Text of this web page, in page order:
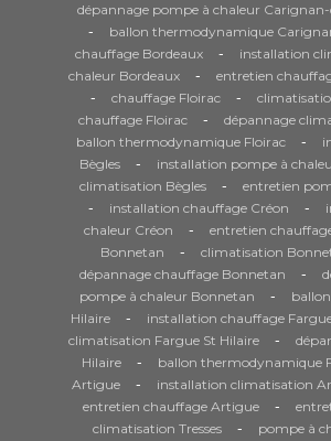
dépannage pompe à chaleur
- ballon thermodynamique
chauffage Bordeaux
- installation
chaleur Bordeaux
- entretien
- chauffage Floirac -
chauffage Floirac
- dépannage
ballon thermodynamique Floirac -
Bègles
- installation pompe à
climatisation Bègles
- entretien
- installation chauffage Créon -
chaleur Créon
- entretien
Bonnetan
- climatisation
dépannage chauffage Bonnetan -
pompe à chaleur Bonnetan
-
Hilaire
- installation chauffage
climatisation Fargue St Hilaire
-
Hilaire
- ballon thermodynamique
Artigue
- installation climatisation
entretien chauffage Artigue -
climatisation Tresses - pompe à